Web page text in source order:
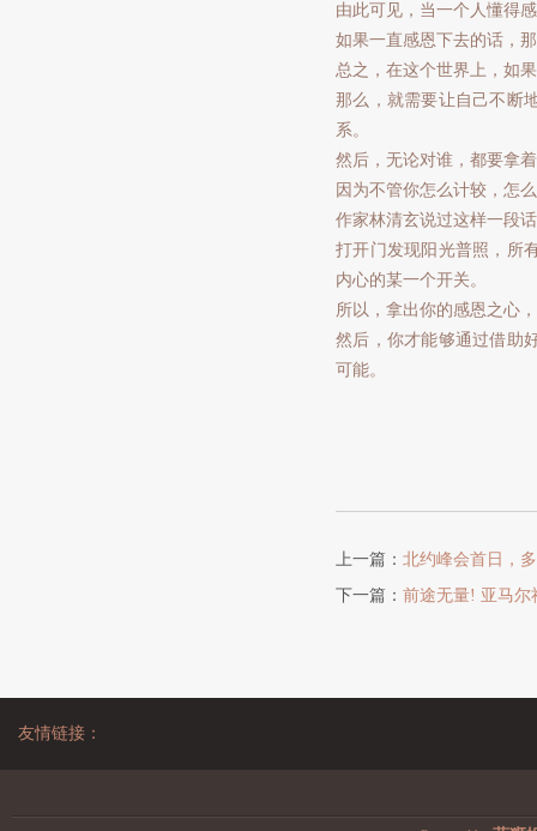
由此可见，当一个人懂得
如果一直感恩下去的话，
总之，在这个世界上，如
那么，就需要让自己不断
系。
然后，无论对谁，都要拿
因为不管你怎么计较，怎
作家林清玄说过这样一段
打开门发现阳光普照，所
内心的某一个开关。
所以，拿出你的感恩之心
然后，你才能够通过借助
可能。
上一篇： 北约峰会首日，
下一篇： 前途无量! 亚马尔
友情链接：